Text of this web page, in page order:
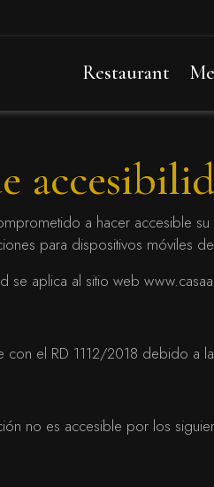
Restaurant
a hacer accesible
para dispositivos móviles
se aplica al sitio web
con el RD 1112/2018 debido
no es accesible por los